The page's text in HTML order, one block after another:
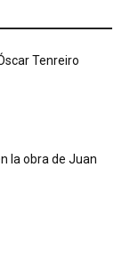
Tenreiro
la obra de Juan